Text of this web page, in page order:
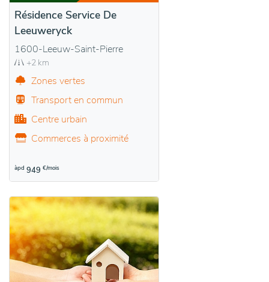
Résidence Service De
Leeuweryck
1600-Leeuw-Saint-Pierre
+2 km
Zones vertes
Transport en commun
Centre urbain
Commerces à proximité
àpd 949 €/mois